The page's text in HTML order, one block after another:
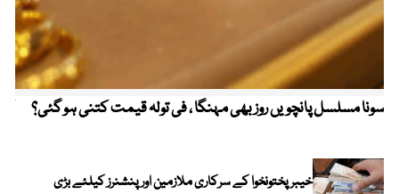
سونا مسلسل پانچویں روز بھی مہنگا ، فی تولہ قیمت کتنی ہو گئی؟
خیبرپختونخوا کے سرکاری ملازمین اور پنشنرز کیلئے بڑی